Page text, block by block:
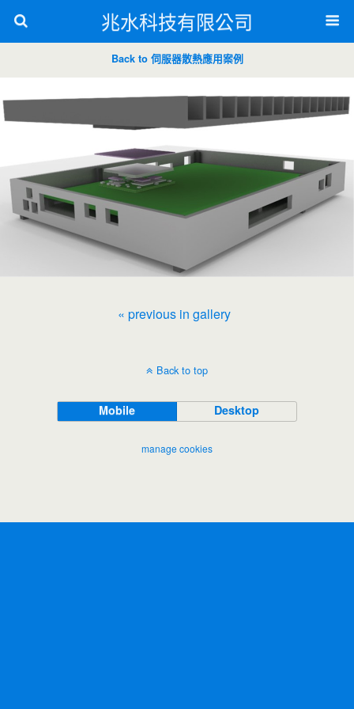
兆水科技有限公司
Back to 伺服器散熱應用案例
« previous in gallery
Back to top
Mobile Desktop
manage cookies